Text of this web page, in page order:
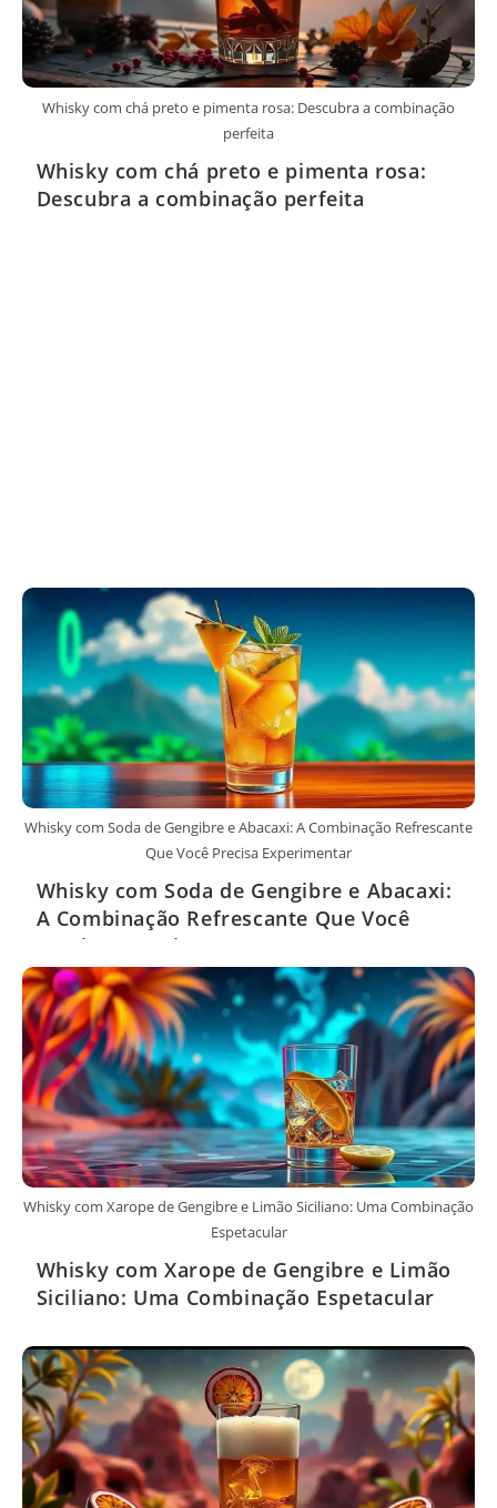
Whisky com chá preto e pimenta rosa: Descubra a combinação
perfeita
Whisky com chá preto e pimenta rosa:
Descubra a combinação perfeita
Whisky com Soda de Gengibre e Abacaxi: A Combinação Refrescante
Que Você Precisa Experimentar
Whisky com Soda de Gengibre e Abacaxi:
A Combinação Refrescante Que Você
Precisa Experimentar
Whisky com Xarope de Gengibre e Limão Siciliano: Uma Combinação
Espetacular
Whisky com Xarope de Gengibre e Limão
Siciliano: Uma Combinação Espetacular